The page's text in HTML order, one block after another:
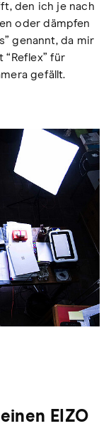
den ich je nach
oder dämpfen
genannt, da mir
für
gefällt.
EIZO